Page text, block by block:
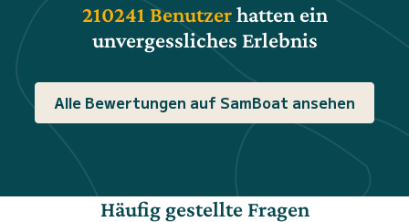
210241 Benutzerhatten ein
unvergessliches Erlebnis
Alle Bewertungen auf SamBoat ansehen
Häufig gestellte Fragen